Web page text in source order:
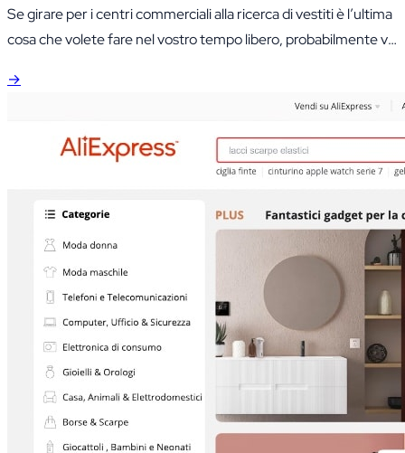
Se girare per i centri commerciali alla ricerca di vestiti è l’ultima
cosa che volete fare nel vostro tempo libero, probabilmente vi
→